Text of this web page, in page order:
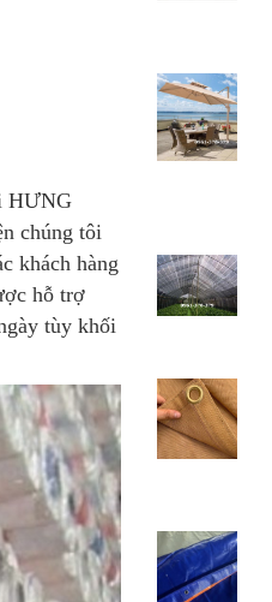
HƯNG
chúng tôi
khách hàng
hỗ trợ
tùy khối